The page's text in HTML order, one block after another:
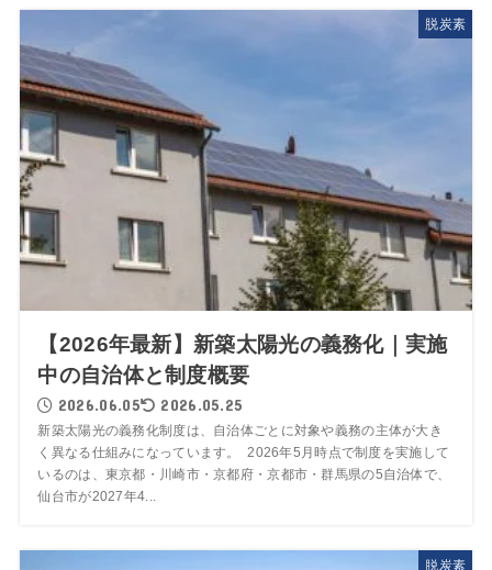
脱炭素
【2026年最新】新築太陽光の義務化｜実施
中の自治体と制度概要
2026.06.05 2026.05.25
新築太陽光の義務化制度は、自治体ごとに対象や義務の主体が大き
く異なる仕組みになっています。 2026年5月時点で制度を実施して
いるのは、東京都・川崎市・京都府・京都市・群馬県の5自治体で、
仙台市が2027年4...
脱炭素